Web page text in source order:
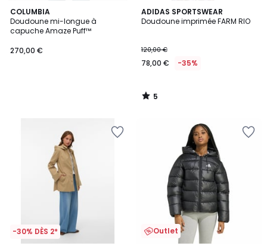
COLUMBIA
Doudoune mi-longue à
capuche Amaze Puff™
270,00 €
ADIDAS SPORTSWEAR
Doudoune imprimée FARM RIO
120,00 €
78,00 € -35%
5
/
5
/
-30% DÈS 2* Outlet